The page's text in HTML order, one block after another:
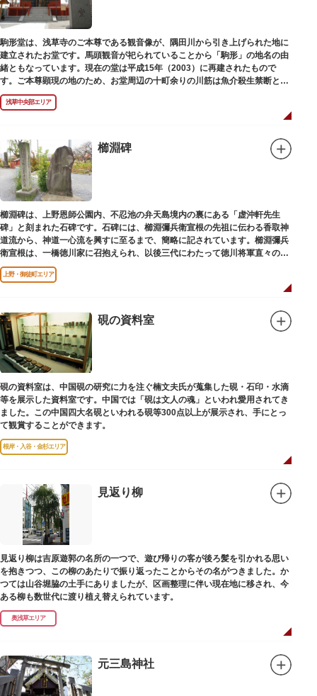
駒形堂は、浅草寺のご本尊である観音像が、隅田川から引き上げられた地に
建立されたお堂です。馬頭観音が祀られていることから「駒形」の地名の由
緒ともなっています。現在の堂は平成15年（2003）に再建されたもので
す。ご本尊顕現の地のため、お堂周辺の十町余りの川筋は魚介殺生禁断とな
り、戒殺碑が建立されました。
浅草中央部エリア
櫛淵碑
櫛淵碑は、上野恩師公園内、不忍池の弁天島境内の裏にある「虚沖軒先生
碑」と刻まれた石碑です。石碑には、櫛淵彌兵衛宣根の先祖に伝わる香取神
道流から、神道一心流を興すに至るまで、簡略に記されています。櫛淵彌兵
衛宣根は、一橋徳川家に召抱えられ、以後三代にわたって徳川将軍直々の護
衛役として仕えました。
上野・御徒町エリア
硯の資料室
硯の資料室は、中国硯の研究に力を注ぐ楠文夫氏が蒐集した硯・石印・水滴
等を展示した資料室です。中国では「硯は文人の魂」といわれ愛用されてき
ました。この中国四大名硯といわれる硯等300点以上が展示され、手にとっ
て観賞することができます。
根岸・入谷・金杉エリア
見返り柳
見返り柳は吉原遊郭の名所の一つで、遊び帰りの客が後ろ髪を引かれる思い
を抱きつつ、この柳のあたりで振り返ったことからその名がつきました。か
つては山谷堀脇の土手にありましたが、区画整理に伴い現在地に移され、今
ある柳も数世代に渡り植え替えられています。
奥浅草エリア
元三島神社